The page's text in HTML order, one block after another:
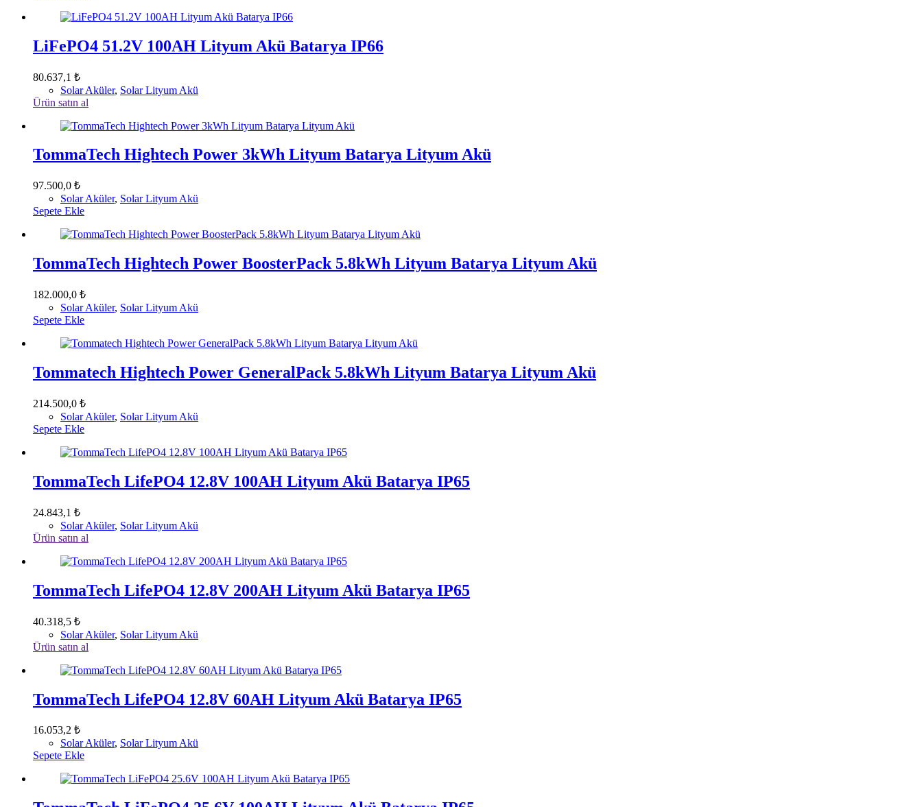
LiFePO4 51.2V 100AH Lityum Akü Batarya IP66
80.637,1 ₺
Solar Aküler, Solar Lityum Akü
Ürün satın al
TommaTech Hightech Power 3kWh Lityum Batarya Lityum Akü
97.500,0 ₺
Solar Aküler, Solar Lityum Akü
Sepete Ekle
TommaTech Hightech Power BoosterPack 5.8kWh Lityum Batarya Lityum Akü
182.000,0 ₺
Solar Aküler, Solar Lityum Akü
Sepete Ekle
Tommatech Hightech Power GeneralPack 5.8kWh Lityum Batarya Lityum Akü
214.500,0 ₺
Solar Aküler, Solar Lityum Akü
Sepete Ekle
TommaTech LifePO4 12.8V 100AH Lityum Akü Batarya IP65
24.843,1 ₺
Solar Aküler, Solar Lityum Akü
Ürün satın al
TommaTech LifePO4 12.8V 200AH Lityum Akü Batarya IP65
40.318,5 ₺
Solar Aküler, Solar Lityum Akü
Ürün satın al
TommaTech LifePO4 12.8V 60AH Lityum Akü Batarya IP65
16.053,2 ₺
Solar Aküler, Solar Lityum Akü
Sepete Ekle